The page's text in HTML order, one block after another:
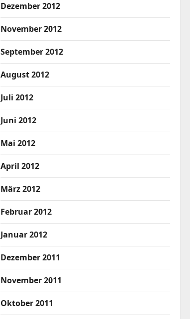
Dezember 2012
November 2012
September 2012
August 2012
Juli 2012
Juni 2012
Mai 2012
April 2012
März 2012
Februar 2012
Januar 2012
Dezember 2011
November 2011
Oktober 2011